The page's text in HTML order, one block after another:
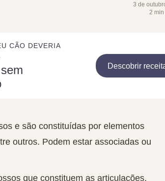
3 de
2
CÃO DEVERIA
Descobrir
e são constituídas por elementos
outros. Podem estar associadas ou
que constituem as articulações,